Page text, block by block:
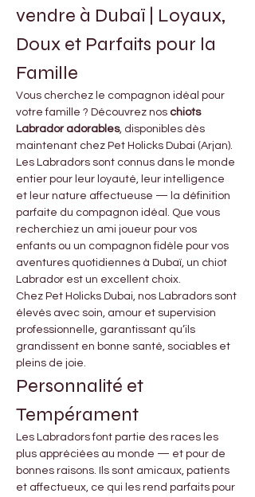
vendre à Dubaï | Loyaux,
Doux et Parfaits pour la
Famille
Vous cherchez le compagnon idéal pour
votre famille ? Découvrez nos chiots
Labrador adorables, disponibles dès
maintenant chez Pet Holicks Dubai (Arjan).
Les Labradors sont connus dans le monde
entier pour leur loyauté, leur intelligence
et leur nature affectueuse — la définition
parfaite du compagnon idéal. Que vous
recherchiez un ami joueur pour vos
enfants ou un compagnon fidèle pour vos
aventures quotidiennes à Dubaï, un chiot
Labrador est un excellent choix.
Chez Pet Holicks Dubai, nos Labradors sont
élevés avec soin, amour et supervision
professionnelle, garantissant qu’ils
grandissent en bonne santé, sociables et
pleins de joie.
Personnalité et
Tempérament
Les Labradors font partie des races les
plus appréciées au monde — et pour de
bonnes raisons. Ils sont amicaux, patients
et affectueux, ce qui les rend parfaits pour